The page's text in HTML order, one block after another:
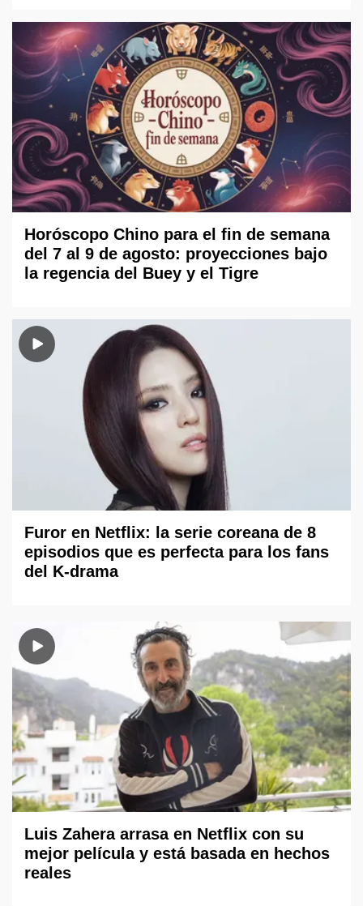
Horóscopo Chino para el fin de semana
del 7 al 9 de agosto: proyecciones bajo
la regencia del Buey y el Tigre
Furor en Netflix: la serie coreana de 8
episodios que es perfecta para los fans
del K-drama
Luis Zahera arrasa en Netflix con su
mejor película y está basada en hechos
reales